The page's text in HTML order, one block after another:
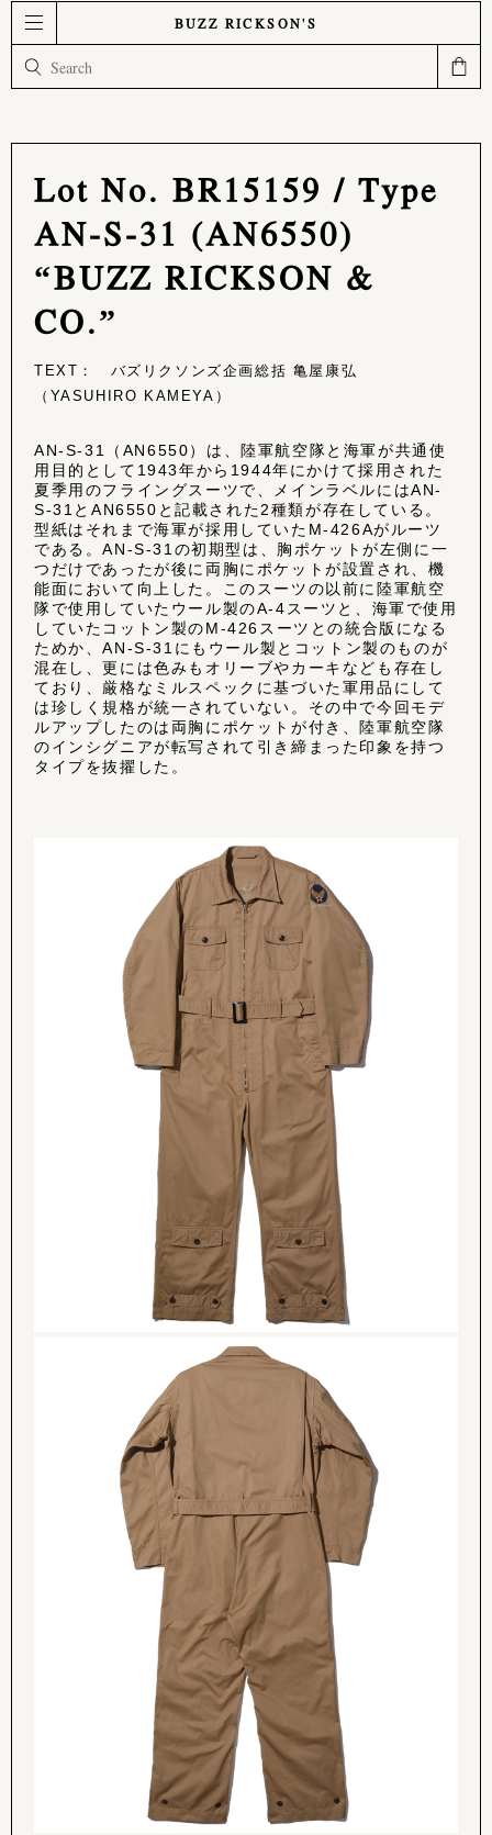
BUZZ RICKSON'S
Lot No. BR15159 / Type
AN-S-31 (AN6550)
“BUZZ RICKSON &
CO.”
TEXT： バズリクソンズ企画総括 亀屋康弘
（YASUHIRO KAMEYA）
AN-S-31（AN6550）は、陸軍航空隊と海軍が共通使
用目的として1943年から1944年にかけて採用された
夏季用のフライングスーツで、メインラベルにはAN-
S-31とAN6550と記載された2種類が存在している。
型紙はそれまで海軍が採用していたM-426Aがルーツ
である。AN-S-31の初期型は、胸ポケットが左側に一
つだけであったが後に両胸にポケットが設置され、機
能面において向上した。このスーツの以前に陸軍航空
隊で使用していたウール製のA-4スーツと、海軍で使用
していたコットン製のM-426スーツとの統合版になる
ためか、AN-S-31にもウール製とコットン製のものが
混在し、更には色みもオリーブやカーキなども存在し
ており、厳格なミルスペックに基づいた軍用品にして
は珍しく規格が統一されていない。その中で今回モデ
ルアップしたのは両胸にポケットが付き、陸軍航空隊
のインシグニアが転写されて引き締まった印象を持つ
タイプを抜擢した。